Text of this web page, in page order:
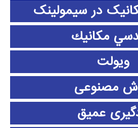
در سیمولینک
مكانيك
ویولت
مصنوعی
عمیق